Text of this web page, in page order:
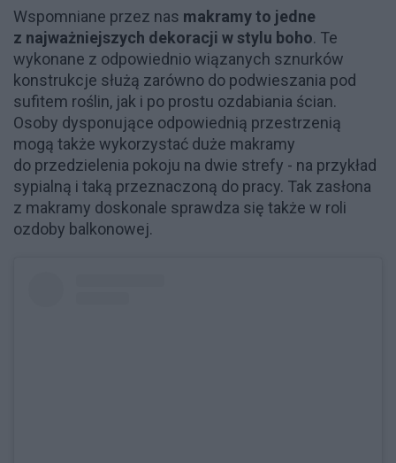
Wspomniane przez nas makramy to jedne
z najważniejszych dekoracji w stylu boho. Te
wykonane z odpowiednio wiązanych sznurków
konstrukcje służą zarówno do podwieszania pod
sufitem roślin, jak i po prostu ozdabiania ścian.
Osoby dysponujące odpowiednią przestrzenią
mogą także wykorzystać duże makramy
do przedzielenia pokoju na dwie strefy - na przykład
sypialną i taką przeznaczoną do pracy. Tak zasłona
z makramy doskonale sprawdza się także w roli
ozdoby balkonowej.